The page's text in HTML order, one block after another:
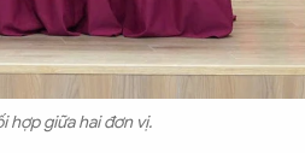
hợp giữa hai đơn vị.